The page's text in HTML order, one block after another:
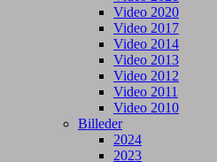
Video 2020
Video 2017
Video 2014
Video 2013
Video 2012
Video 2011
Video 2010
Billeder
2024
2023